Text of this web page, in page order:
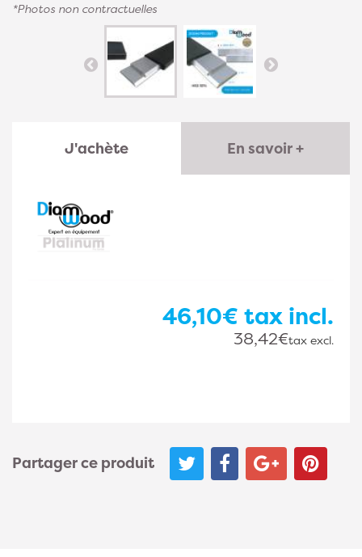
*Photos non contractuelles
J'achète En savoir +
46,10€ tax incl.
38,42€tax excl.
Partager ce produit